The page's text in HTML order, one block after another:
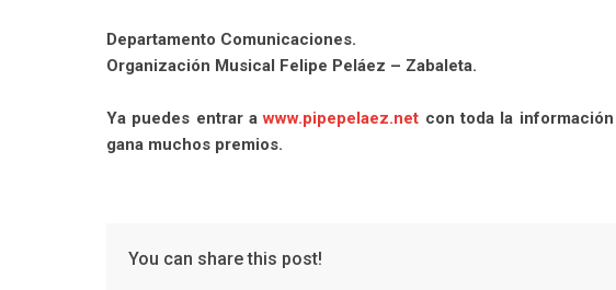
Departamento Comunicaciones.
Organización Musical Felipe Peláez – Zabaleta.
Ya puedes entrar awww.pipepelaez.net con toda la
gana muchos premios.
You can share this post!